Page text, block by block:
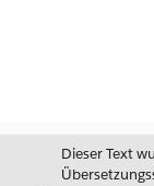
Dieser Text